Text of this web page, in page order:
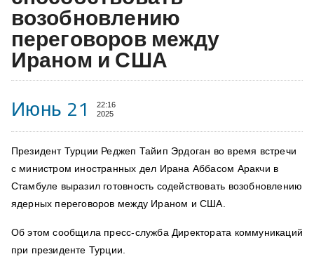
возобновлению
переговоров между
Ираном и США
Июнь 21
22:16
2025
Президент Турции Реджеп Тайип Эрдоган во время встречи
с министром иностранных дел Ирана Аббасом Аракчи в
Стамбуле выразил готовность содействовать возобновлению
ядерных переговоров между Ираном и США.
Об этом сообщила пресс-служба Директората коммуникаций
при президенте Турции.